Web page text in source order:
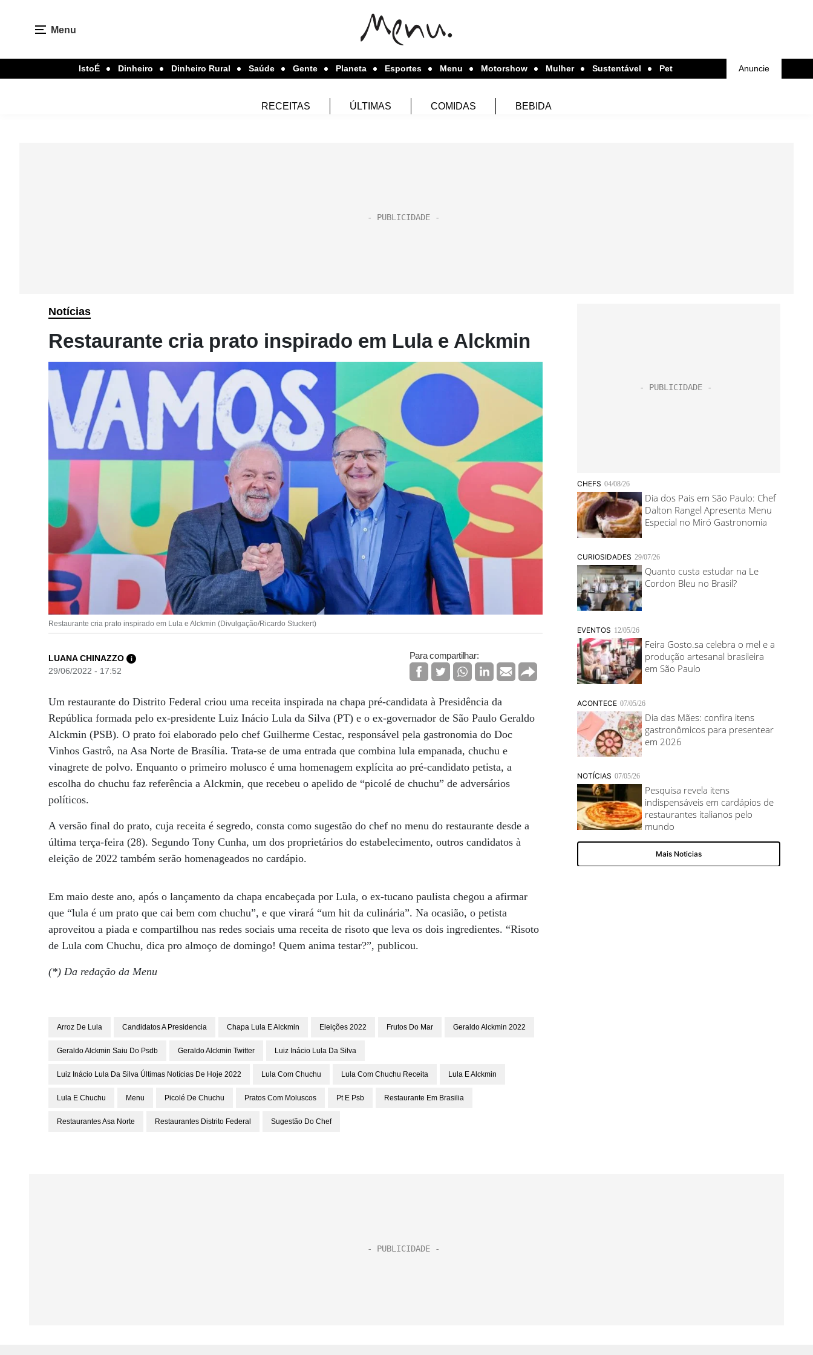
Menu
IstoÉ Dinheiro Dinheiro Rural Saúde Gente Planeta Esportes Menu Motorshow Mulher Sustentável Pet Anuncie
RECEITAS ÚLTIMAS COMIDAS BEBIDA
Notícias
Restaurante cria prato inspirado em Lula e Alckmin
Restaurante cria prato inspirado em Lula e Alckmin (Divulgação/Ricardo Stuckert)
LUANA CHINAZZO i
29/06/2022 - 17:52
Para compartilhar:
Um restaurante do Distrito Federal criou uma receita inspirada na chapa pré-candidata à Presidência da
República formada pelo ex-presidente Luiz Inácio Lula da Silva (PT) e o ex-governador de São Paulo Geraldo
Alckmin (PSB). O prato foi elaborado pelo chef Guilherme Cestac, responsável pela gastronomia do Doc
Vinhos Gastrô, na Asa Norte de Brasília. Trata-se de uma entrada que combina lula empanada, chuchu e
vinagrete de polvo. Enquanto o primeiro molusco é uma homenagem explícita ao pré-candidato petista, a
escolha do chuchu faz referência a Alckmin, que recebeu o apelido de “picolé de chuchu” de adversários
políticos.
A versão final do prato, cuja receita é segredo, consta como sugestão do chef no menu do restaurante desde a
última terça-feira (28). Segundo Tony Cunha, um dos proprietários do estabelecimento, outros candidatos à
eleição de 2022 também serão homenageados no cardápio.
Em maio deste ano, após o lançamento da chapa encabeçada por Lula, o ex-tucano paulista chegou a afirmar
que “lula é um prato que cai bem com chuchu”, e que virará “um hit da culinária”. Na ocasião, o petista
aproveitou a piada e compartilhou nas redes sociais uma receita de risoto que leva os dois ingredientes. “Risoto
de Lula com Chuchu, dica pro almoço de domingo! Quem anima testar?”, publicou.
(*) Da redação da Menu
Arroz De Lula Candidatos A Presidencia Chapa Lula E Alckmin Eleições 2022 Frutos Do Mar Geraldo Alckmin 2022
Geraldo Alckmin Saiu Do Psdb Geraldo Alckmin Twitter Luiz Inácio Lula Da Silva
Luiz Inácio Lula Da Silva Últimas Notícias De Hoje 2022 Lula Com Chuchu Lula Com Chuchu Receita Lula E Alckmin
Lula E Chuchu Menu Picolé De Chuchu Pratos Com Moluscos Pt E Psb Restaurante Em Brasilia
Restaurantes Asa Norte Restaurantes Distrito Federal Sugestão Do Chef